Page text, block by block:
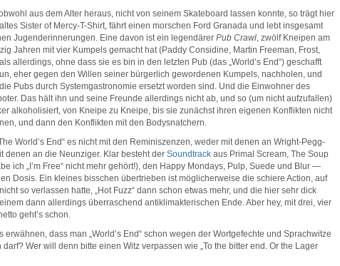
aus dem Alter heraus, nicht von seinem Skateboard lassen konnte, so trägt hier
Sister of Mercy-T-Shirt, fährt einen morschen Ford Granada und lebt insgesamt
Jugenderinnerungen. Eine davon ist ein legendärer Pub Crawl, zwölf Kneipen am
Jahren mit vier Kumpels gemacht hat (Paddy Considine, Martin Freeman, Frost,
allerdings, ohne dass sie es bin in den letzten Pub (das „World’s End“) geschafft
eher gegen den Willen seiner bürgerlich gewordenen Kumpels, nachholen, und
Pubs durch Systemgastronomie ersetzt worden sind. Und die Einwohner des
Das hält ihn und seine Freunde allerdings nicht ab, und so (um nicht aufzufallen)
alkoholisiert, von Kneipe zu Kneipe, bis sie zunächst ihren eigenen Konflikten nicht
und dann den Konflikten mit den Bodysnatchern.
World’s End“ es nicht mit den Reminiszenzen, weder mit denen an Wright-Pegg-
denen an die Neunziger. Klar besteht der Soundtrack aus Primal Scream, The Soup
ich „I’m Free“ nicht mehr gehört!), den Happy Mondays, Pulp, Suede und Blur —
Dosis. Ein kleines bisschen übertrieben ist möglicherweise die schiere Action, auf
so verlassen hatte, „Hot Fuzz“ dann schon etwas mehr, und die hier sehr dick
dann allerdings überraschend antiklimakterischen Ende. Aber hey, mit drei, vier
geht’s schon.
erwähnen, dass man „World’s End“ schon wegen der Wortgefechte und Sprachwitze
Wer will denn bitte einen Witz verpassen wie „To the bitter end. Or the Lager